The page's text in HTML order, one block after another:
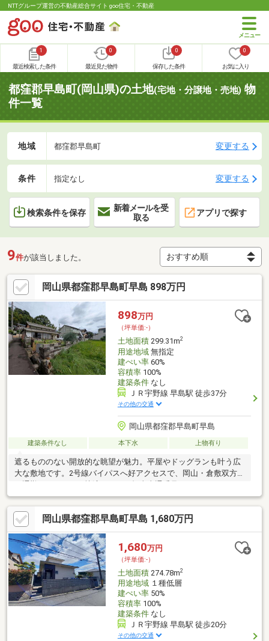
NTTグループ運営の不動産総合サイト goo住宅・不動産
1
最近検索した条件
0
最近見た物件
0
保存した条件
0
お気に入り
都窪郡早島町(岡山県)の土地(宅地・分譲地・売地) 物
件一覧
地域 都窪郡早島町 変更する
条件 指定なし 変更する
検索条件を保存
新着メールを受
取る
アプリで探す
9件が該当しました。
岡山県都窪郡早島町早島 898万円
898万円
（坪単価:-）
土地面積299.31m2
用途地域無指定
建ぺい率60%
容積率100%
建築条件なし
ＪＲ宇野線 早島駅 徒歩37分
その他の交通
岡山県都窪郡早島町早島
建築条件なし 本下水 上物有り
遮るもののない開放的な眺望が魅力。平屋やドッグランも叶う広
大な敷地です。2号線バイパスへ好アクセスで、岡山・倉敷双方へ
の通勤・レジャーも快適です。 担当直通番号：070-5627-0434
岡山県都窪郡早島町早島 1,680万円
1,680万円
（坪単価:-）
土地面積274.78m2
用途地域１種低層
建ぺい率50%
容積率100%
建築条件なし
ＪＲ宇野線 早島駅 徒歩20分
その他の交通